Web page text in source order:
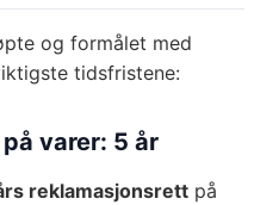
og formålet med
tidsfristene:
varer: 5 år
reklamasjonsrett på